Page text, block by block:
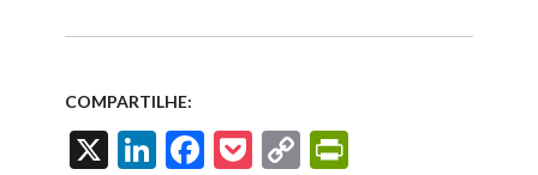
COMPARTILHE:
X
Li F
P
C